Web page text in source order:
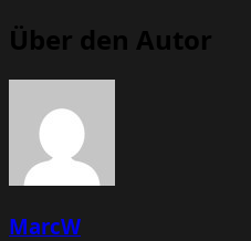
Über den Autor
MarcW